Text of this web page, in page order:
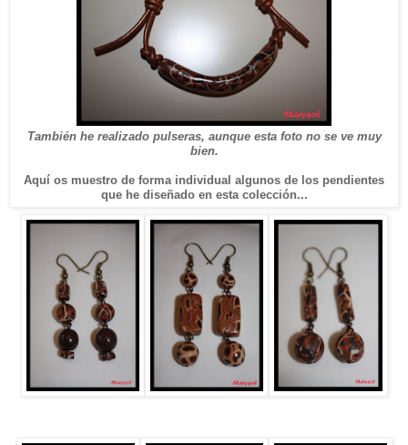
También he realizado pulseras, aunque esta foto no se ve muy
bien.
Aquí os muestro de forma individual algunos de los pendientes
que he diseñado en esta colección...